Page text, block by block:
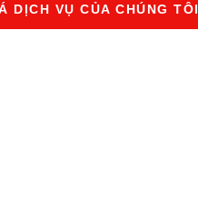
DỊCH VỤ CỦA CHÚNG TÔI